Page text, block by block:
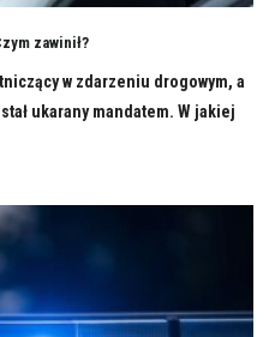
zawinił?
w zdarzeniu drogowym, a
ukarany mandatem. W jakiej